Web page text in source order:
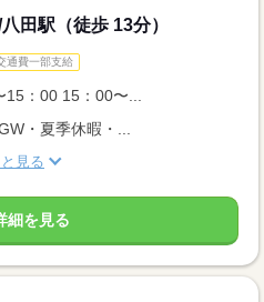
田駅（徒歩 13分）
通費一部支給
：00 15：00〜...
・夏季休暇・...
見る
細を見る